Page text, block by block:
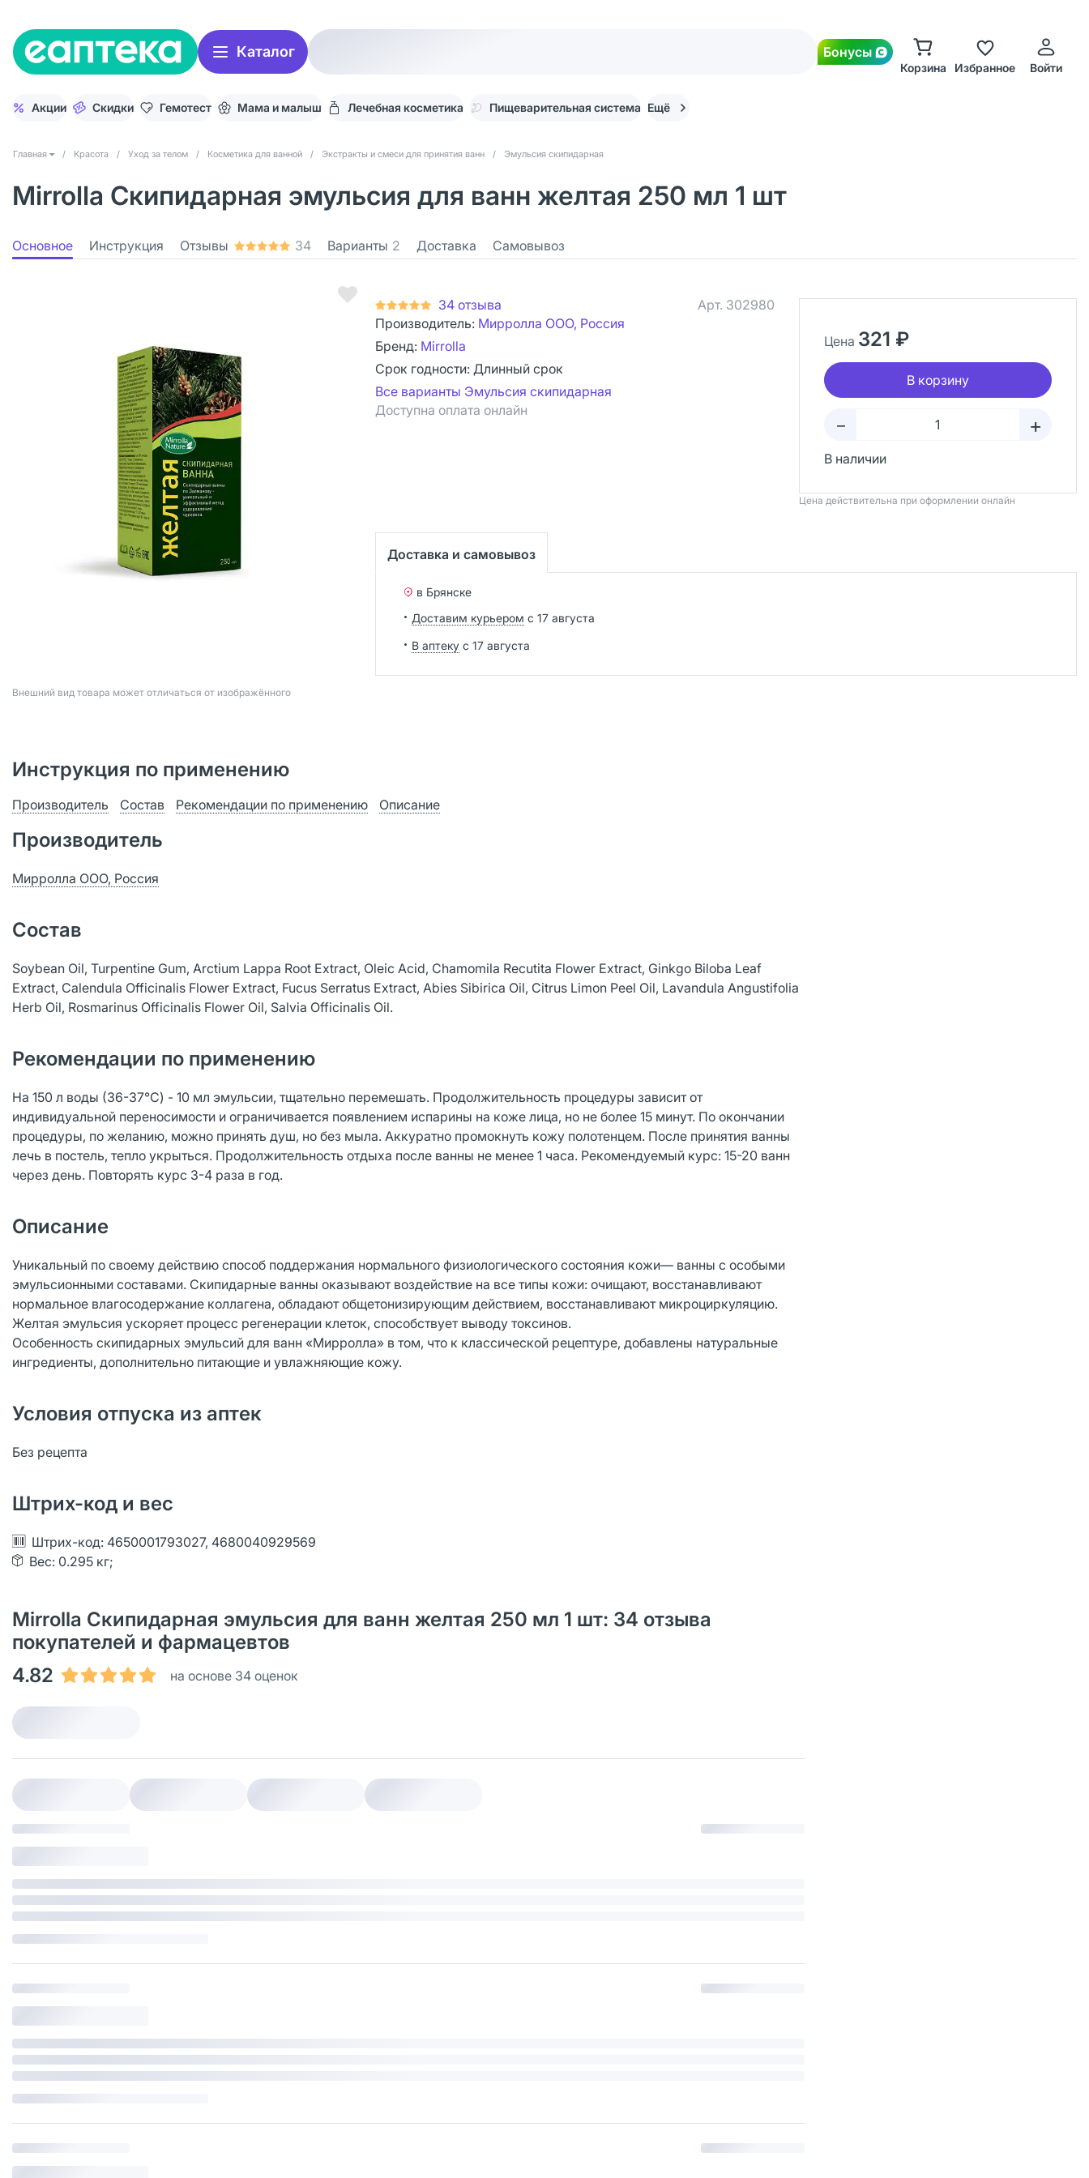
Каталог Бонусы
Корзина Избранное Войти
Акции Скидки Гемотест Мама и малыш Лечебная косметика Пищеварительная система Ещё
Главная / Красота / Уход за телом / Косметика для ванной / Экстракты и смеси для принятия ванн / Эмульсия скипидарная
Mirrolla Скипидарная эмульсия для ванн желтая 250 мл 1 шт
Основное Инструкция Отзывы 34 Варианты 2 Доставка Самовывоз
Bнешний вид товара может отличаться от изображённого
34 отзыва Арт. 302980
Производитель: Мирролла ООО, Россия
Бренд: Mirrolla
Срок годности: Длинный срок
Все варианты Эмульсия скипидарная
Доступна оплата онлайн
Цена 321 ₽
В корзину
– +
В наличии
Цена действительна при оформлении онлайн
Доставка и самовывоз
в Брянске
Доставим курьером с 17 августа
В аптеку с 17 августа
Инструкция по применению
Производитель Состав Рекомендации по применению Описание
Производитель
Мирролла ООО, Россия
Состав
Soybean Oil, Turpentine Gum, Arctium Lappa Root Extract, Oleic Acid, Chamomila Recutita Flower Extract, Ginkgo Biloba Leaf
Extract, Calendula Officinalis Flower Extract, Fucus Serratus Extract, Abies Sibirica Oil, Citrus Limon Peel Oil, Lavandula Angustifolia
Herb Oil, Rosmarinus Officinalis Flower Oil, Salvia Officinalis Oil.
Рекомендации по применению
На 150 л воды (36-37°C) - 10 мл эмульсии, тщательно перемешать. Продолжительность процедуры зависит от
индивидуальной переносимости и ограничивается появлением испарины на коже лица, но не более 15 минут. По окончании
процедуры, по желанию, можно принять душ, но без мыла. Аккуратно промокнуть кожу полотенцем. После принятия ванны
лечь в постель, тепло укрыться. Продолжительность отдыха после ванны не менее 1 часа. Рекомендуемый курс: 15-20 ванн
через день. Повторять курс 3-4 раза в год.
Описание
Уникальный по своему действию способ поддержания нормального физиологического состояния кожи— ванны с особыми
эмульсионными составами. Скипидарные ванны оказывают воздействие на все типы кожи: очищают, восстанавливают
нормальное влагосодержание коллагена, обладают общетонизирующим действием, восстанавливают микроциркуляцию.
Желтая эмульсия ускоряет процесс регенерации клеток, способствует выводу токсинов.
Особенность скипидарных эмульсий для ванн «Мирролла» в том, что к классической рецептуре, добавлены натуральные
ингредиенты, дополнительно питающие и увлажняющие кожу.
Условия отпуска из аптек
Без рецепта
Штрих-код и вес
Штрих-код: 4650001793027, 4680040929569
Вес: 0.295 кг;
Mirrolla Скипидарная эмульсия для ванн желтая 250 мл 1 шт: 34 отзыва
покупателей и фармацевтов
4.82
на основе 34 оценок